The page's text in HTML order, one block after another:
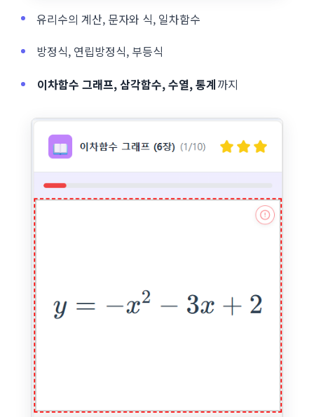
유리수의 계산, 문자와 식, 일차함수
방정식, 연립방정식, 부등식
이차함수 그래프, 삼각함수, 수열, 통계까지